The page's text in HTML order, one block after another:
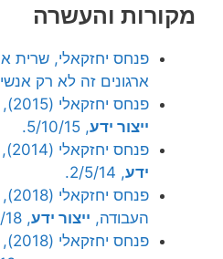
מקורות והעשרה
ארגונים זה לא רק
פנחס יחזקאלי (2015), טכנולוגיה היא אמנות,
ייצור ידע, 5/10/15.
פנחס יחזקאלי (2014), אין ארוחות חינם,
ידע, 2/5/14.
העבודה, ייצור ידע, 30/1/18.